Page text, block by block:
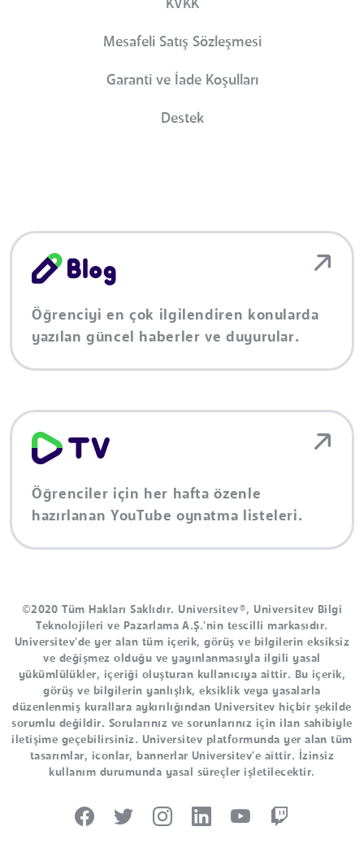
KVKK
Mesafeli Satış Sözleşmesi
Garanti ve İade Koşulları
Destek
Öğrenciyi en çok ilgilendiren konularda
yazılan güncel haberler ve duyurular.
Öğrenciler için her hafta özenle
hazırlanan YouTube oynatma listeleri.
©2020 Tüm Hakları Saklıdır. Universitev®, Universitev Bilgi
Teknolojileri ve Pazarlama A.Ş.'nin tescilli markasıdır.
Universitev'de yer alan tüm içerik, görüş ve bilgilerin eksiksiz
ve değişmez olduğu ve yayınlanmasıyla ilgili yasal
yükümlülükler, içeriği oluşturan kullanıcıya aittir. Bu içerik,
görüş ve bilgilerin yanlışlık, eksiklik veya yasalarla
düzenlenmiş kurallara aykırılığından Universitev hiçbir şekilde
sorumlu değildir. Sorularınız ve sorunlarınız için ilan sahibiyle
iletişime geçebilirsiniz. Universitev platformunda yer alan tüm
tasarımlar, iconlar, bannerlar Universitev'e aittir. İzinsiz
kullanım durumunda yasal süreçler işletilecektir.